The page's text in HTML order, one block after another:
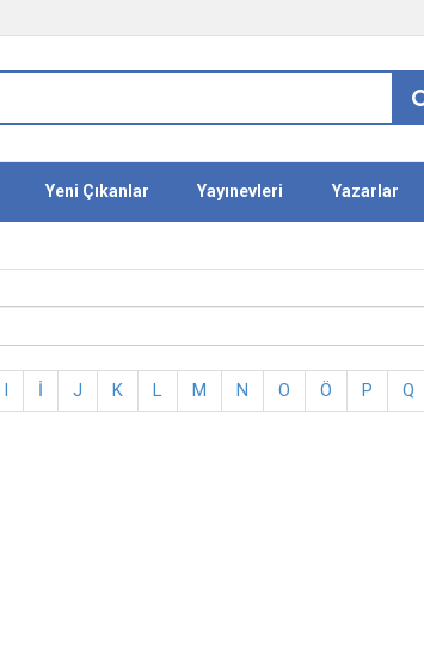
Yeni Çıkanlar Yayınevleri Yazarlar
I İ J K L M N O Ö P Q